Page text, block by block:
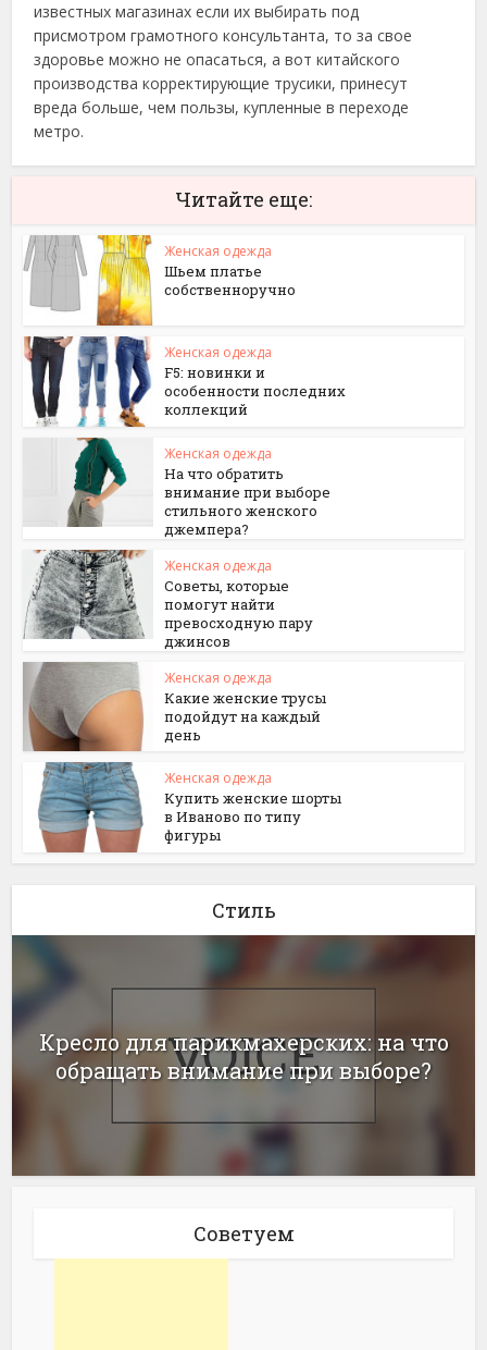
известных магазинах если их выбирать под
присмотром грамотного консультанта, то за свое
здоровье можно не опасаться, а вот китайского
производства корректирующие трусики, принесут
вреда больше, чем пользы, купленные в переходе
метро.
Читайте еще:
Женская одежда
Шьем платье
собственноручно
Женская одежда
F5: новинки и
особенности последних
коллекций
Женская одежда
На что обратить
внимание при выборе
стильного женского
джемпера?
Женская одежда
Советы, которые
помогут найти
превосходную пару
джинсов
Женская одежда
Какие женские трусы
подойдут на каждый
день
Женская одежда
Купить женские шорты
в Иваново по типу
фигуры
Стиль
Кресло для парикмахерских: на что
обращать внимание при выборе?
Советуем